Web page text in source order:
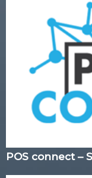
POS connect –